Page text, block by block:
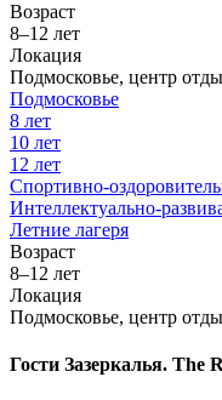
Возраст
8–12 лет
Локация
Подмосковье, центр
Подмосковье
8 лет
10 лет
12 лет
Спортивно-
Интеллектуально-
Летние лагеря
Возраст
8–12 лет
Локация
Подмосковье, центр
Гости Зазеркалья. The